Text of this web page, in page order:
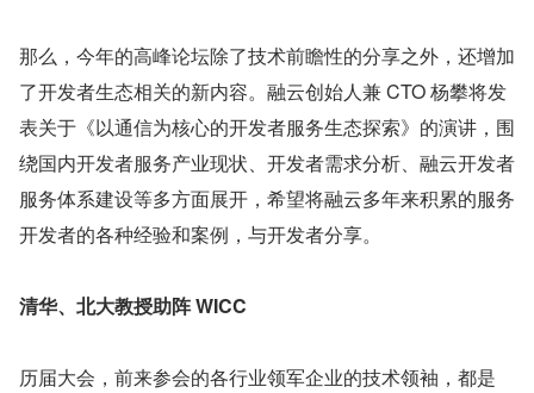
那么，今年的高峰论坛除了技术前瞻性的分享之外，还增加
了开发者生态相关的新内容。融云创始人兼 CTO 杨攀将发
表关于《以通信为核心的开发者服务生态探索》的演讲，围
绕国内开发者服务产业现状、开发者需求分析、融云开发者
服务体系建设等多方面展开，希望将融云多年来积累的服务
开发者的各种经验和案例，与开发者分享。
清华、北大教授助阵 WICC
历届大会，前来参会的各行业领军企业的技术领袖，都是